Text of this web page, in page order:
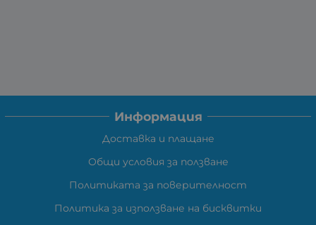
Информация
Доставка и плащане
Общи условия за ползване
Политиката за поверителност
Политика за използване на бисквитки